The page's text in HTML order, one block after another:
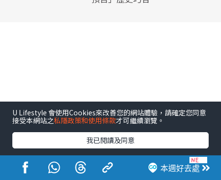
本週好去處
U Lifestyle 會使用Cookies來改善您的網站體驗，請確定您同意
接受本網站之私隱政策和使用條款才可繼續瀏覽。
我已閱讀及同意